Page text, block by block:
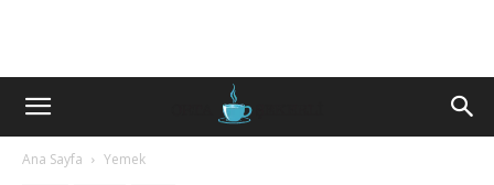
Ana Sayfa Yemek